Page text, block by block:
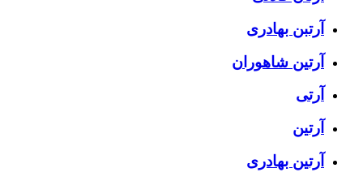
آرتبن بهادری
آرتين شاهوران
آرتی
آرتین
آرتین بهادری